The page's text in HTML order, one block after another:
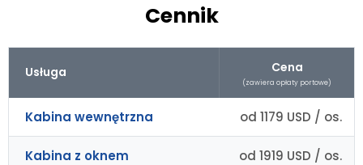
Cennik
Usługa Cena
(zawiera opłaty portowe)
Kabina wewnętrzna od 1179 USD / os.
Kabina z oknem od 1919 USD / os.